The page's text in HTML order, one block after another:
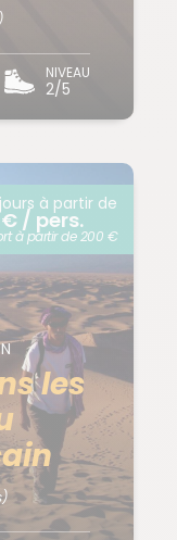
NIVEAU
2/5
les
à partir de
€ / pers.
à partir de 200 €